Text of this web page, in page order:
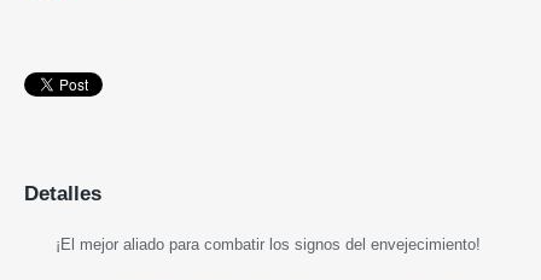
Detalles
¡El mejor aliado para combatir los signos del envejecimiento!